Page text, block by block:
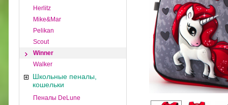
Herlitz
Mike&Mar
Pelikan
Scout
Winner
Walker
Школьные пеналы,
кошельки
Пеналы DeLune